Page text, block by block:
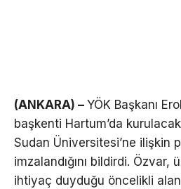
(ANKARA) – YÖK Başkanı
başkenti Hartum’da
Sudan Üniversitesi’ne ilişkin
imzalandığını bildirdi. Özvar,
ihtiyaç duyduğu öncelikli